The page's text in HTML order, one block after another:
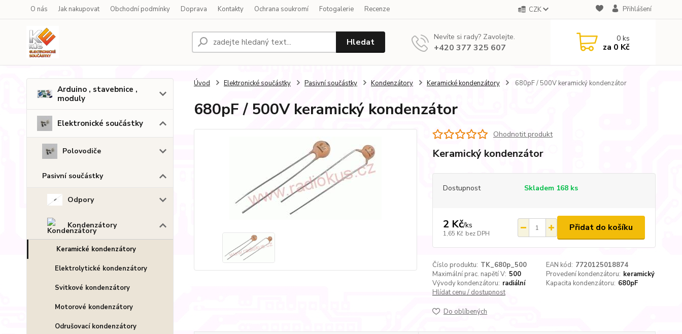
O nás Jak nakupovat Obchodní podmínky Doprava Kontakty Ochrana soukromí Fotogalerie Recenze CZK Přihlášení
Hledat Nevíte si rady? Zavolejte.
+420 377 325 607
0ks
za 0 Kč
Arduino , stavebnice ,
moduly
Elektronické součástky
Polovodiče
Pasivní součástky
Odpory
Kondenzátory
Keramické kondenzátory
Elektrolytické kondenzátory
Svitkové kondenzátory
Motorové kondenzátory
Odrušovací kondenzátory
Úvod Elektronické součástky Pasivní součástky Kondenzátory Keramické kondenzátory 680pF / 500V keramický kondenzátor
680pF / 500V keramický kondenzátor
Ohodnotit produkt
Keramický kondenzátor
Dostupnost Skladem 168 ks
2 Kč/ks
1,65 Kč bez DPH
Přidat do košíku
Číslo produktu: TK_680p_500 EAN kód: 7720125018874
Maximální prac. napětí V: 500 Provedení kondenzátoru: keramický
Vývody kondenzátoru: radiální Kapacita kondenzátoru: 680pF
Hlídat cenu / dostupnost
Do oblíbených